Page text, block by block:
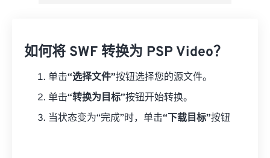
如何将 SWF 转换为 PSP Video？
单击“选择文件”按钮选择您的源文件。
单击“转换为目标”按钮开始转换。
当状态变为“完成”时，单击“下载目标”按钮